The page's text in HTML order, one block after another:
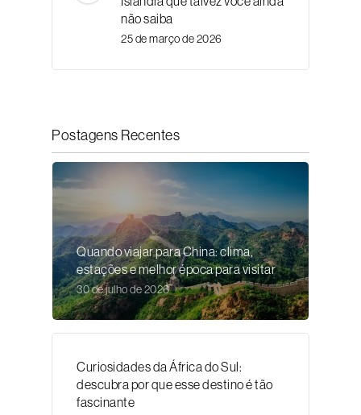
não saiba
25 de março de 2026
Postagens Recentes
Quando viajar para China: clima,
estações e melhor época para visitar
30 de julho de 2026
Curiosidades da África do Sul:
descubra por que esse destino é tão
fascinante